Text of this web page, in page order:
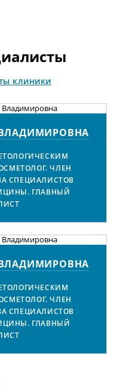
клиники
ЧЛЕН
СПЕЦИАЛИСТОВ
ГЛАВНЫЙ
ЧЛЕН
СПЕЦИАЛИСТОВ
ГЛАВНЫЙ